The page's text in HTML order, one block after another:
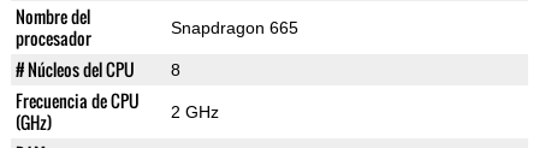
Nombre del
procesador
Snapdragon 665
# Núcleos del CPU 8
Frecuencia de CPU
(GHz)
2 GHz